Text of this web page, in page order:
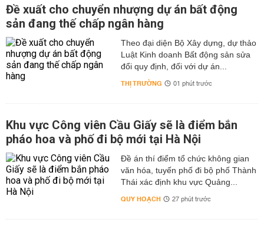
Đề xuất cho chuyển nhượng dự án bất động
sản đang thế chấp ngân hàng
Theo đại diện Bộ Xây dựng, dự thảo
Luật Kinh doanh Bất động sản sửa
đổi quy định, đối với dự án...
THỊ TRƯỜNG 01 phút trước
Khu vực Công viên Cầu Giấy sẽ là điểm bắn
pháo hoa và phố đi bộ mới tại Hà Nội
Đề án thí điểm tổ chức không gian
văn hóa, tuyến phố đi bộ phố Thành
Thái xác định khu vực Quảng...
QUY HOẠCH 27 phút trước